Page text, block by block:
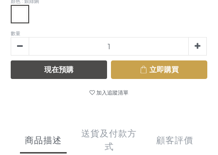
數量
現在預購 立即購買
加入追蹤清單
商品描述
送貨及付款方
式
顧客評價